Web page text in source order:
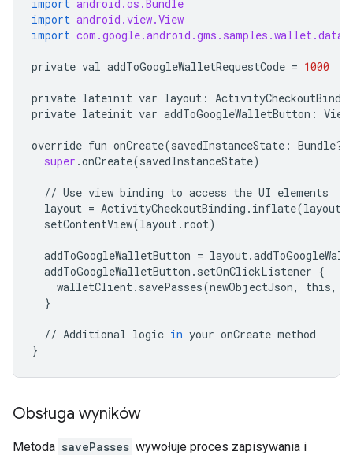
import android.os.Bundle
import android.view.View
import
private val addToGoogleWalletRequestCode = 1000
private lateinit var layout :
private lateinit var addToGoogleWalletButton : View
override fun onCreate(savedInstanceState : Bundle?
super .onCreate(savedInstanceState)
// Use view binding to access the UI elements
layout = ActivityCheckoutBinding . inflate(
setContentView(layout. root)
addToGoogleWalletButton = layout.
addToGoogleWalletButton . setOnClickListener {
walletClient. savePasses(newObjectJson, this,
}
// Additional logic in your onCreate method
}
Obsługa wyników
Metoda savePasses wywołuje proces zapisywania i